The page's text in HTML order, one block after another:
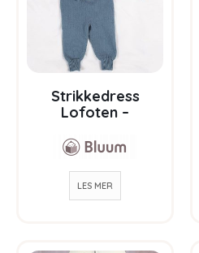
Strikkedress
Lofoten –
Soft Merino Ull
LES MER